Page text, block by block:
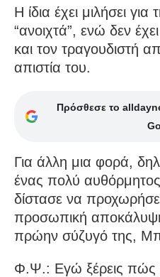
Η ίδια έχει μιλήσει
“ανοιχτά”, ενώ δεν
και τον τραγουδιστή
απιστία του.
Πρόσθεσε το
Για άλλη μια φορά,
ένας πολύ
δίστασε να
προσωπική αποκάλυψη
πρώην σύζυγό της,
Φ.Ψ.: Εγώ ξέρεις πώς